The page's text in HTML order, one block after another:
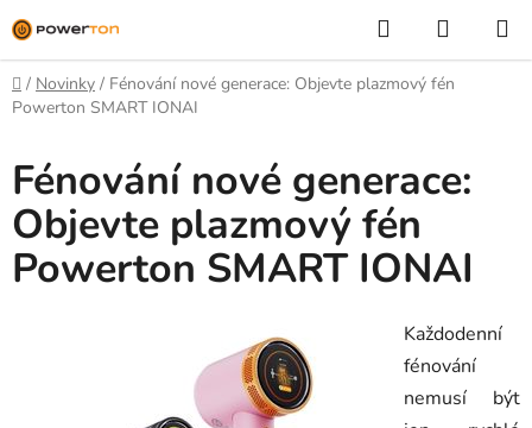
na
obsah
Hledat
KOŠÍK
Domů
/ Novinky / Fénování nové generace: Objevte plazmový fén
Powerton SMART IONAI
Fénování nové generace:
Objevte plazmový fén
Powerton SMART IONAI
Každodenní
fénování
nemusí být